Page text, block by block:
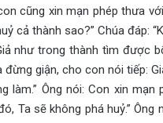
cũng xin mạn phép thưa
cả thành sao?” Chúa đáp:
như trong thành tìm được
đừng giận, cho con nói tiếp:
làm.” Ông nói: Con xin
Ta sẽ không phá huỷ.”